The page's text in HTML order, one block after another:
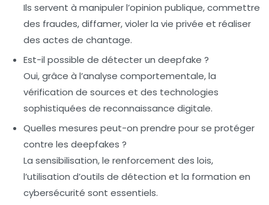
Ils servent à manipuler l’opinion publique, commettre
des fraudes, diffamer, violer la vie privée et réaliser
des actes de chantage.
Est-il possible de détecter un deepfake ?
Oui, grâce à l’analyse comportementale, la
vérification de sources et des technologies
sophistiquées de reconnaissance digitale.
Quelles mesures peut-on prendre pour se protéger
contre les deepfakes ?
La sensibilisation, le renforcement des lois,
l’utilisation d’outils de détection et la formation en
cybersécurité sont essentiels.